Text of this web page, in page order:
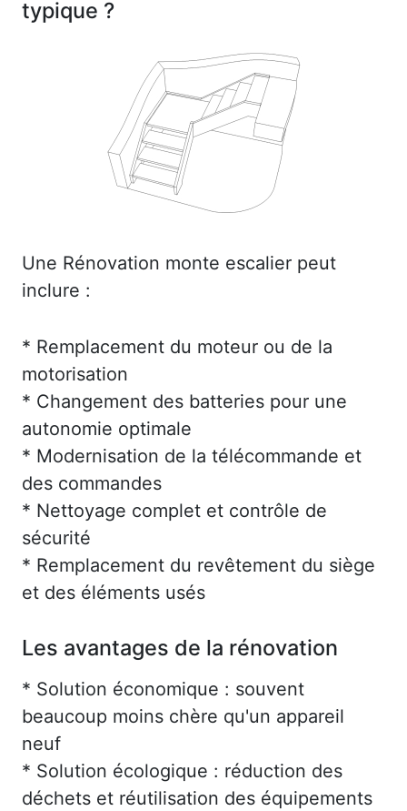
typique ?
Une Rénovation monte escalier peut
inclure :
* Remplacement du moteur ou de la
motorisation
* Changement des batteries pour une
autonomie optimale
* Modernisation de la télécommande et
des commandes
* Nettoyage complet et contrôle de
sécurité
* Remplacement du revêtement du siège
et des éléments usés
Les avantages de la rénovation
* Solution économique : souvent
beaucoup moins chère qu'un appareil
neuf
* Solution écologique : réduction des
déchets et réutilisation des équipements